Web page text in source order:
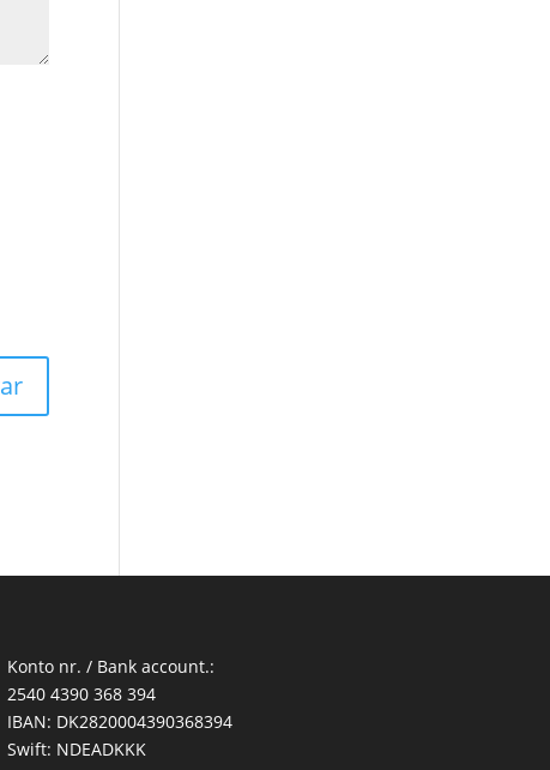
Konto nr. / Bank account.:
2540 4390 368 394
IBAN: DK2820004390368394
Swift: NDEADKKK